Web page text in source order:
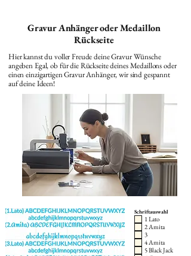
Gravur Anhänger oder Medaillon
Rückseite
Hier kannst du voller Freude deine Gravur Wünsche
angeben Egal, ob für die Rückseite deines Medaillons oder
einen einzigartigen Gravur Anhänger, wir sind gespannt
auf deine Ideen!
Schriftauswahl
1 Lato
2 Amita
3
4 Amita
5 Black Jack